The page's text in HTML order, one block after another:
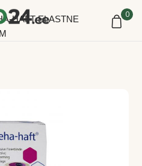
0
HAFT ELASTNE